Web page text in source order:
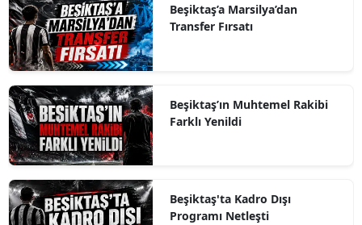
Beşiktaş’a Marsilya’dan
Transfer Fırsatı
Beşiktaş’ın Muhtemel Rakibi
Farklı Yenildi
Beşiktaş'ta Kadro Dışı
Programı Netleşti